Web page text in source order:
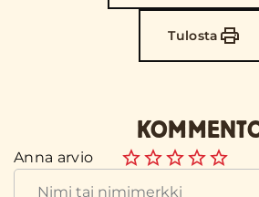
Tulosta
Anna arvio